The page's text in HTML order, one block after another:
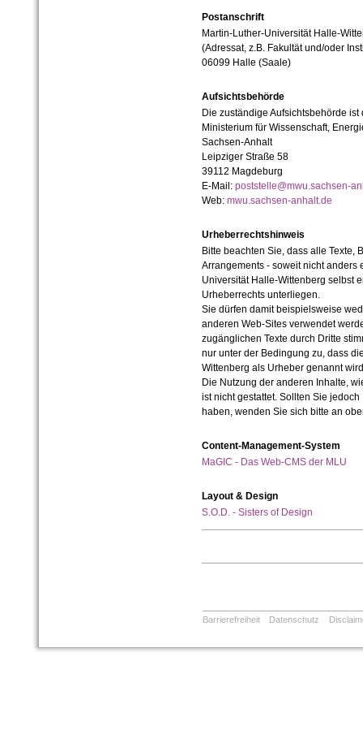
Postanschrift
Martin-Luther-Universität Halle-
(Adressat, z.B. Fakultät und/oder
06099 Halle (Saale)
Aufsichtsbehörde
Die zuständige Aufsichtsbehörde ist
Ministerium für Wissenschaft,
Sachsen-Anhalt
Leipziger Straße 58
39112 Magdeburg
E-Mail: poststelle@mwu.sachsen-
Web: mwu.sachsen-anhalt.de
Urheberrechtshinweis
Bitte beachten Sie, dass alle Texte,
Arrangements - soweit nicht anders
Universität Halle-Wittenberg selbst
Urheberrechts unterliegen.
Sie dürfen damit beispielsweise
anderen Web-Sites verwendet
zugänglichen Texte durch Dritte
nur unter der Bedingung zu, dass
Wittenberg als Urheber genannt
Die Nutzung der anderen Inhalte,
ist nicht gestattet. Sollten Sie
haben, wenden Sie sich bitte an
Content-Management-System
MaGIC - Das Web-CMS der MLU
Layout & Design
S.O.D. - Sisters of Design
Barrierefreiheit Datenschutz